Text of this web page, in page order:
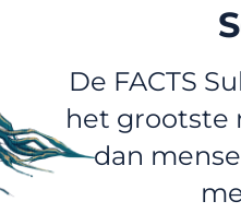
De FACTS
het grootste
dan